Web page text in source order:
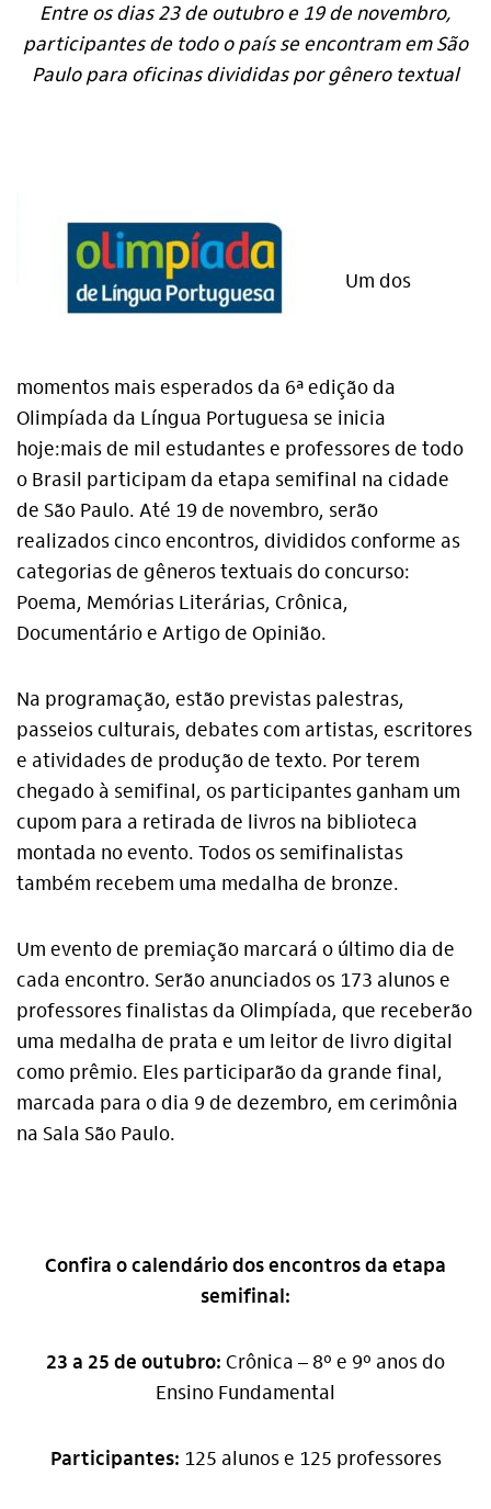
Entre os dias 23 de outubro e 19 de novembro,
participantes de todo o país se encontram em São
Paulo para oficinas divididas por gênero textual
Um dos
momentos mais esperados da 6ª edição da
Olimpíada da Língua Portuguesa se inicia
hoje:mais de mil estudantes e professores de todo
o Brasil participam da etapa semifinal na cidade
de São Paulo. Até 19 de novembro, serão
realizados cinco encontros, divididos conforme as
categorias de gêneros textuais do concurso:
Poema, Memórias Literárias, Crônica,
Documentário e Artigo de Opinião.
Na programação, estão previstas palestras,
passeios culturais, debates com artistas, escritores
e atividades de produção de texto. Por terem
chegado à semifinal, os participantes ganham um
cupom para a retirada de livros na biblioteca
montada no evento. Todos os semifinalistas
também recebem uma medalha de bronze.
Um evento de premiação marcará o último dia de
cada encontro. Serão anunciados os 173 alunos e
professores finalistas da Olimpíada, que receberão
uma medalha de prata e um leitor de livro digital
como prêmio. Eles participarão da grande final,
marcada para o dia 9 de dezembro, em cerimônia
na Sala São Paulo.
Confira o calendário dos encontros da etapa
semifinal:
23 a 25 de outubro: Crônica – 8º e 9º anos do
Ensino Fundamental
Participantes: 125 alunos e 125 professores